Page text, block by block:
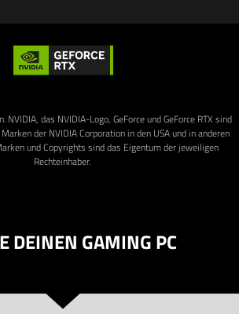
das NVIDIA-Logo, GeForce und GeForce RTX sind
der NVIDIA Corporation in den USA und in anderen
und Copyrights sind das Eigentum der jeweiligen
Rechteinhaber.
DEINEN GAMING PC